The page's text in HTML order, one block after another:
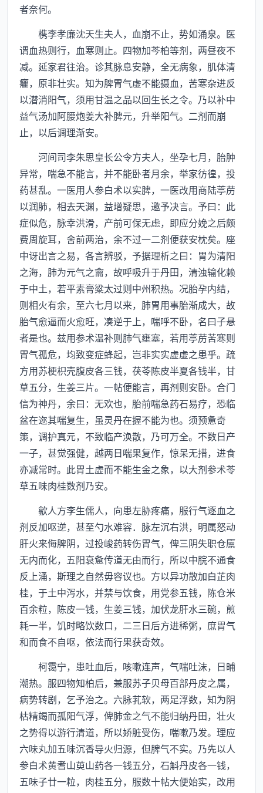
者奈何。
槜李孝廉沈天生夫人，血崩不止，势如涌泉。医
谓血热则行，血寒则止。四物加芩柏等剂，两昼夜不
减。延家君往治。诊其脉息安静，全无病象，肌体清
癯，原非壮实。知为脾胃气虚不能摄血，苦寒杂进反
以潜消阳气，须用甘温之品以回生长之令。乃以补中
益气汤加阿腰炮姜大补脾元，升举阳气。二剂而崩
止，以后调理渐安。
河间司李朱思皇长公令方夫人，坐孕七月，胎肿
异常，喘急不能言，并不能卧者月余，举家彷徨，投
药甚乱。一医用人参白术以实脾，一医改用商陆葶苈
以润肺，相去天渊，益增疑思，邀予决言。予曰：此
症似危，脉幸洪滑，产前可保无虑，即应分娩之后颇
费周旋耳，舍前两治，余不过一二剂便获安枕矣。座
中讶出言之易，各言辨驳，予据理析之曰：胃为清阳
之海，肺为元气之龠，故呼吸升于丹田，清浊输化赖
于中土，若平素膏粱太过则中州积热。况胎孕内结，
则相火有余，至六七月以来，肺胃用事胎渐成大，故
胎气愈逼而火愈旺，凑逆于上，喘呼不卧，名曰子悬
者是也。兹用参术温补则肺气壅塞，若用葶苈苦寒则
胃气孤危，均致变症蜂起，岂非实实虚虚之患乎。疏
方用苏梗枳壳腹皮各三钱，茯苓陈皮半夏各钱半，甘
草五分，生姜三片。一帖便能言，再剂则安卧。合门
信为神丹，余曰：无欢也，胎前喘急药石易疗，恐临
盆在迩其喘复生，虽灵丹在握不能为也。须预惫奇
策，调护真元，不致临产涣散，乃可万全。不数日产
一子，甚觉强健，越两日喘果复作，惊呆无措，进食
亦减常时。此胃土虚而不能生金之象，以大剂参术苓
草五味肉桂数剂乃安。
歙人方李生儒人，向患左胁疼痛，服行气逐血之
剂反加呕逆，甚至勺水难容．脉左沉右洪，明属怒动
肝火来侮脾阴，过投峻药转伤胃气，俾三阴失职仓廪
无内而化，五阳衰惫传道无由而行，所以中脘不通食
反上涌，斯理之自然毋容议也。方以异功散加白芷肉
桂，于土中泻水，并禁与饮食，用党参五钱，陈仓米
百余粒，陈皮一钱，生姜三钱，加伏龙肝水三碗，煎
耗一半，饥时略饮数口，二三日后方进稀粥，庶胃气
和而食不自呕，依法而行果获奇效。
柯霭宁，患吐血后，咳嗽连声，气喘吐沫，日晡
潮热。服四物知柏后，兼服苏子贝母百部丹皮之属，
病势转剧，乞予治之。六脉芤软，两足浮数，知为阴
枯精竭而孤阳气浮，俾肺金之气不能归纳丹田，壮火
之势得以游行清道，所以娇脏受伤，喘嗽乃发。理应
六味丸加五味沉香导火归源，但脾气不实。乃先以人
参白术黄耆山萸山药各一钱五分，石斛丹皮各一钱，
五味子廿一粒，肉桂五分，服数十帖大便始实，改用